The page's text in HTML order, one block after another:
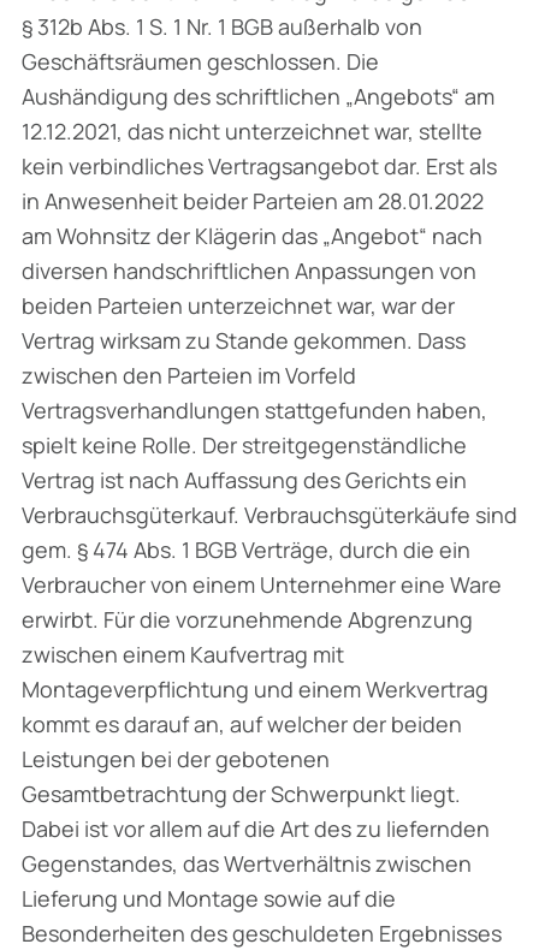
§ 312b Abs. 1 S. 1 Nr. 1 BGB außerhalb von
Geschäftsräumen geschlossen. Die
Aushändigung des schriftlichen „Angebots“ am
12.12.2021, das nicht unterzeichnet war, stellte
kein verbindliches Vertragsangebot dar. Erst als
in Anwesenheit beider Parteien am 28.01.2022
am Wohnsitz der Klägerin das „Angebot“ nach
diversen handschriftlichen Anpassungen von
beiden Parteien unterzeichnet war, war der
Vertrag wirksam zu Stande gekommen. Dass
zwischen den Parteien im Vorfeld
Vertragsverhandlungen stattgefunden haben,
spielt keine Rolle. Der streitgegenständliche
Vertrag ist nach Auffassung des Gerichts ein
Verbrauchsgüterkauf. Verbrauchsgüterkäufe sind
gem. § 474 Abs. 1 BGB Verträge, durch die ein
Verbraucher von einem Unternehmer eine Ware
erwirbt. Für die vorzunehmende Abgrenzung
zwischen einem Kaufvertrag mit
Montageverpflichtung und einem Werkvertrag
kommt es darauf an, auf welcher der beiden
Leistungen bei der gebotenen
Gesamtbetrachtung der Schwerpunkt liegt.
Dabei ist vor allem auf die Art des zu liefernden
Gegenstandes, das Wertverhältnis zwischen
Lieferung und Montage sowie auf die
Besonderheiten des geschuldeten Ergebnisses